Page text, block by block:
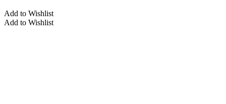
Add to Wishlist
Add to Wishlist